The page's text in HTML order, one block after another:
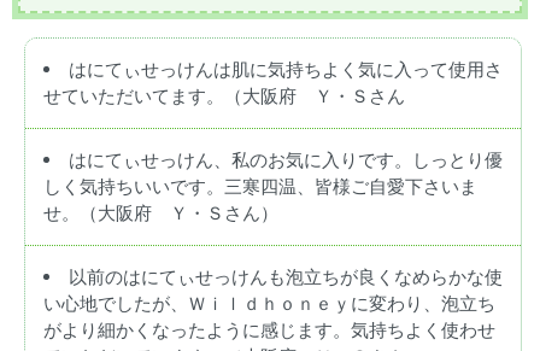
はにてぃせっけんは肌に気持ちよく気に入って使用さ
せていただいてます。（大阪府 Ｙ・Ｓさん
はにてぃせっけん、私のお気に入りです。しっとり優
しく気持ちいいです。三寒四温、皆様ご自愛下さいま
せ。（大阪府 Ｙ・Ｓさん）
以前のはにてぃせっけんも泡立ちが良くなめらかな使
い心地でしたが、Ｗｉｌｄｈｏｎｅｙに変わり、泡立ち
がより細かくなったように感じます。気持ちよく使わせ